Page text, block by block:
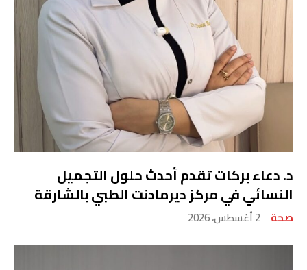
د. دعاء بركات تقدم أحدث حلول التجميل
النسائي في مركز ديرمادنت الطبي بالشارقة
صحة 2 أغسطس، 2026